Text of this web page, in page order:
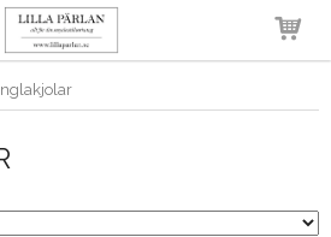
har blivit tillagd i
varukorgen